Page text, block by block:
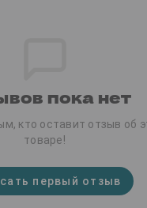
пока нет
кто оставит отзыв об
товаре!
первый отзыв